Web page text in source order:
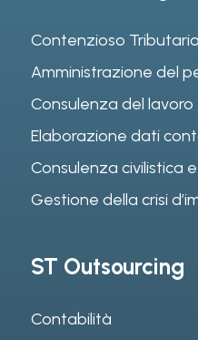
Contenzioso Tributario
Amministrazione del
Consulenza del lavoro
Elaborazione dati
Consulenza civilistica
Gestione della crisi
ST Outsourcing
Contabilità